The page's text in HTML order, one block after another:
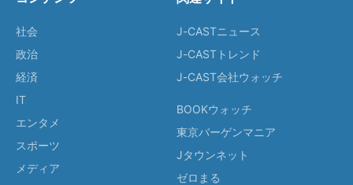
社会
政治
経済
IT
エンタメ
スポーツ
メディア
J-CASTニュース
J-CASTトレンド
J-CAST会社ウォッチ
BOOKウォッチ
東京バーゲンマニア
Jタウンネット
ゼロまる